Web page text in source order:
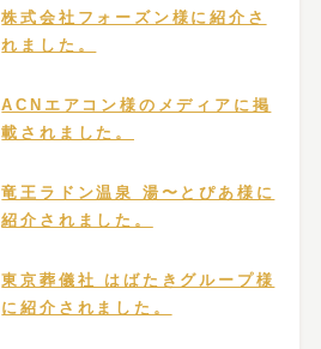
株式会社フォーズン様に紹介さ
れました。
ACNエアコン様のメディアに掲
載されました。
竜王ラドン温泉 湯〜とぴあ様に
紹介されました。
東京葬儀社 はばたきグループ様
に紹介されました。